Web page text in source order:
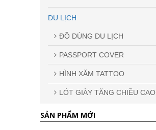
DU LỊCH
ĐỒ DÙNG DU LỊCH
PASSPORT COVER
HÌNH XĂM TATTOO
LÓT GIÀY TĂNG CHIỀU CAO
SẢN PHẨM MỚI